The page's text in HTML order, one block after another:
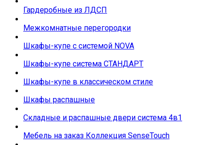
Гардеробные из ЛДСП
Межкомнатные перегородки
Шкафы-купе с системой NOVA
Шкафы-купе система СТАНДАРТ
Шкафы-купе в классическом стиле
Шкафы распашные
Складные и распашные двери система 4в1
Мебель на заказ Коллекция SenseTouch